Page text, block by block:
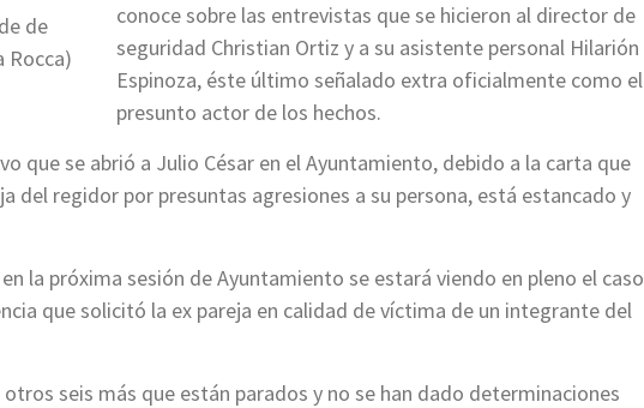
de
Rocca)
conoce sobre las entrevistas que se hicieron al director de
seguridad Christian Ortiz y a su asistente personal Hilarión
Espinoza, éste último señalado extra oficialmente como el
presunto actor de los hechos.
que se abrió a Julio César en el Ayuntamiento, debido a la carta que
del regidor por presuntas agresiones a su persona, está estancado y
la próxima sesión de Ayuntamiento se estará viendo en pleno el caso
que solicitó la ex pareja en calidad de víctima de un integrante del
seis más que están parados y no se han dado determinaciones